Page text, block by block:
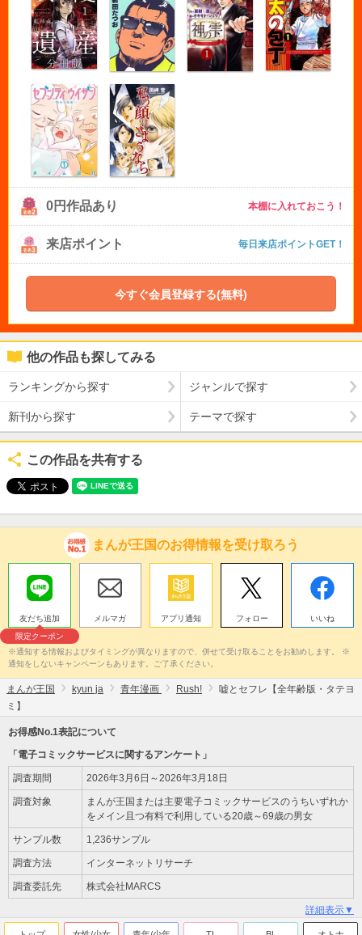
0円作品あり 本棚に入れておこう！
来店ポイント 毎日来店ポイントGET！
今すぐ会員登録する(無料)
他の作品も探してみる
ランキングから探す ジャンルで探す
新刊から探す テーマで探す
この作品を共有する
まんが王国のお得情報を受け取ろう
友だち追加
限定クーポン
メルマガ アプリ通知 フォロー いいね
※通知する情報およびタイミングが異なりますので、併せて受け取ることをお勧めします。 ※
通知をしないキャンペーンもあります。ご了承ください。
まんが王国 kyun ja 青年漫画 Rush!
嘘とセフレ【全年齢版・タテヨ
ミ】
お得感No.1表記について
「電子コミックサービスに関するアンケート」
調査期間 2026年3月6日～2026年3月18日
調査対象
まんが王国または主要電子コミックサービスのうちいずれか
をメイン且つ有料で利用している20歳～69歳の男女
サンプル数 1,236サンプル
調査方法 インターネットリサーチ
調査委託先 株式会社MARCS
詳細表示▼